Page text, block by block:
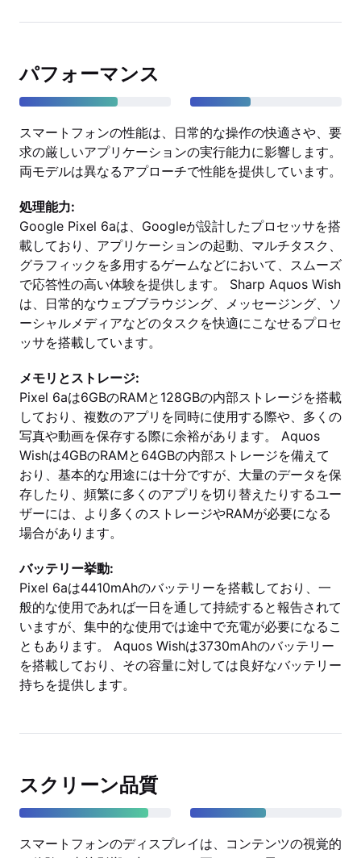
パフォーマンス
スマートフォンの性能は、日常的な操作の快適さや、要
求の厳しいアプリケーションの実行能力に影響します。
両モデルは異なるアプローチで性能を提供しています。
処理能力:
Google Pixel 6aは、Googleが設計したプロセッサを搭
載しており、アプリケーションの起動、マルチタスク、
グラフィックを多用するゲームなどにおいて、スムーズ
で応答性の高い体験を提供します。 Sharp Aquos Wish
は、日常的なウェブブラウジング、メッセージング、ソ
ーシャルメディアなどのタスクを快適にこなせるプロセ
ッサを搭載しています。
メモリとストレージ:
Pixel 6aは6GBのRAMと128GBの内部ストレージを搭載
しており、複数のアプリを同時に使用する際や、多くの
写真や動画を保存する際に余裕があります。 Aquos
Wishは4GBのRAMと64GBの内部ストレージを備えて
おり、基本的な用途には十分ですが、大量のデータを保
存したり、頻繁に多くのアプリを切り替えたりするユー
ザーには、より多くのストレージやRAMが必要になる
場合があります。
バッテリー挙動:
Pixel 6aは4410mAhのバッテリーを搭載しており、一
般的な使用であれば一日を通して持続すると報告されて
いますが、集中的な使用では途中で充電が必要になるこ
ともあります。 Aquos Wishは3730mAhのバッテリー
を搭載しており、その容量に対しては良好なバッテリー
持ちを提供します。
スクリーン品質
スマートフォンのディスプレイは、コンテンツの視覚的